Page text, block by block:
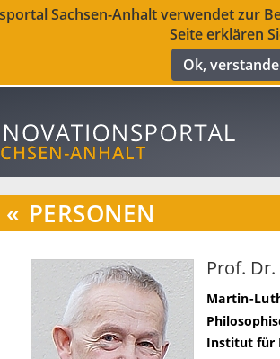
Sachsen-Anhalt verwendet zur
Seite erklären
Ok,
« PERSONEN
Prof.
Martin-
Institut für